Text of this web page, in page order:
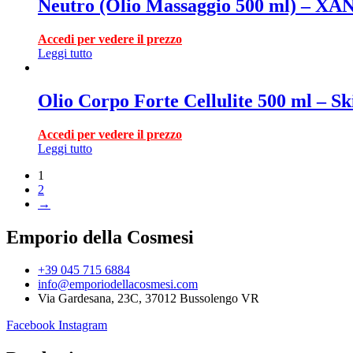
Neutro (Olio Massaggio 500 ml) –
Accedi per vedere il prezzo
Leggi tutto
Olio Corpo Forte Cellulite 500 ml –
Accedi per vedere il prezzo
Leggi tutto
1
2
→
Emporio della Cosmesi
+39 045 715 6884
info@emporiodellacosmesi.com
Via Gardesana, 23C, 37012 Bussolengo VR
Facebook Instagram